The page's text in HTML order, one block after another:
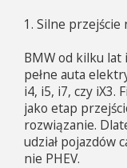
1. Silne przejście
BMW od kilku
pełne auta
i4, i5, i7, czy iX3.
jako etap
rozwiązanie.
udział pojazdów
nie PHEV.